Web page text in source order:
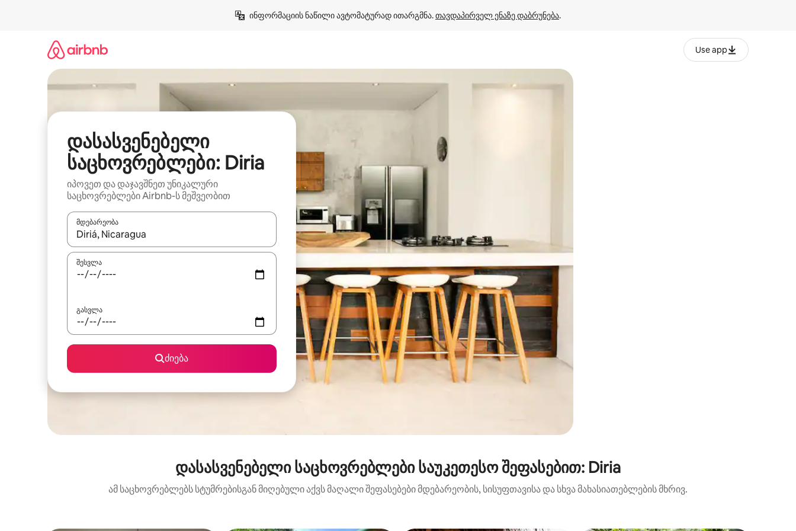
ინფორმაციის ნაწილი ავტომატურად ითარგმნა. თავდაპირველ ენაზე დაბრუნება.
Use app
დასასვენებელი
საცხოვრებლები: Diria
იპოვეთ და დაჯავშნეთ უნიკალური
საცხოვრებლები Airbnb-ს მეშვეობით
მდებარეობა
როცა შედეგები ხელმისაწვდომი გახდება, ნავიგაციისთვის გამოიყენეთ კლავიშები ზემოთ/ქვემოთ მიმართული ისრებით ან შეხებისა თუ თითის გასმის ჟესტები.
შესვლა
გასვლა
ძიება
დასასვენებელი საცხოვრებლები საუკეთესო შეფასებით: Diria
ამ საცხოვრებლებს სტუმრებისგან მიღებული აქვს მაღალი შეფასებები მდებარეობის, სისუფთავისა და სხვა მახასიათებლების მხრივ.